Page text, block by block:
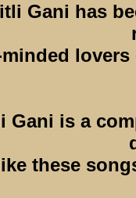
Gani has
Gani is a
these